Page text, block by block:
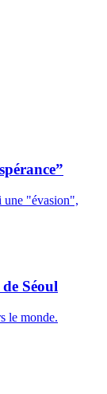
une "évasion",
Séoul
le monde.